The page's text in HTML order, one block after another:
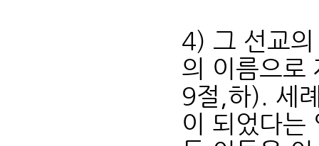
4) 그 선교
의 이름으로
9절,하). 세
이 되었다는